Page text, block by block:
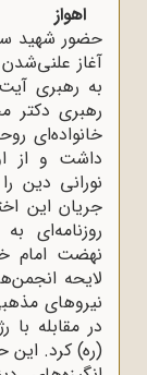
اهواز
حضور شهید
آغاز
به رهبری
رهبری دکتر
خانواده‌ای
داشت و از
نورانی دین
جریان این
روزنامه‌ای
نهضت امام
لایحه
نیروهای
در مقابله
(ره) کرد. این